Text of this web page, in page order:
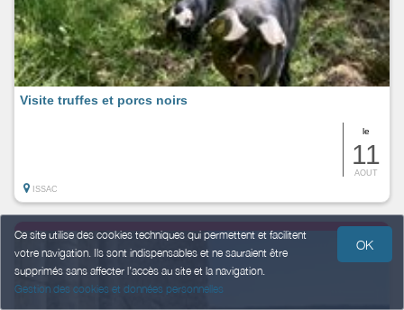
Ce site utilise des cookies techniques qui permettent et facilitent
votre navigation. Ils sont indispensables et ne sauraient être
supprimés sans affecter l’accès au site et la navigation.
Gestion des cookies et données personnelles
OK
le
11
AOUT
Visite truffes et porcs noirs
ISSAC